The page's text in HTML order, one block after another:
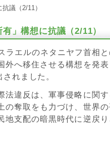
議（2/11）
」構想に抗議（2/11）
ラエルのネタニヤフ首相
外へ移住させる構想を発
れました。
違反は、軍事侵略に関す
奪取をも力づけ、世界
支配の暗黒時代に逆戻り